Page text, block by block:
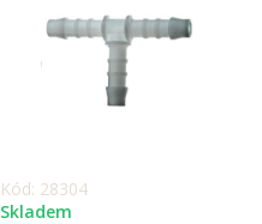
Kód: 28304
Skladem